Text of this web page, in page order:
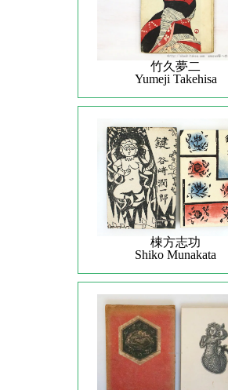
竹久夢二
Yumeji Takehisa
棟方志功
Shiko Munakata